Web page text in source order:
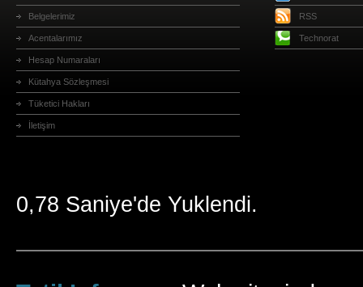
Belgelerimiz
Acentalarımız
Hesap Numaraları
Kütahya Sözleşmesi
Tüketici Hakları
İletişim
RSS
Technorat
0,78 Saniye'de Yuklendi.